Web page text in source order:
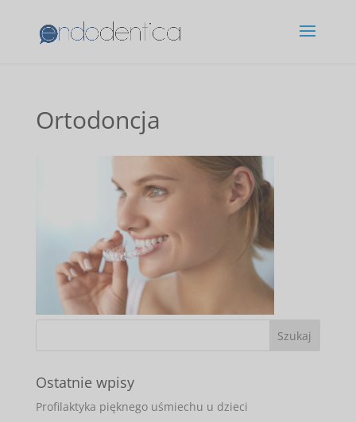
Ortodoncja
Ostatnie wpisy
Profilaktyka pięknego uśmiechu u dzieci